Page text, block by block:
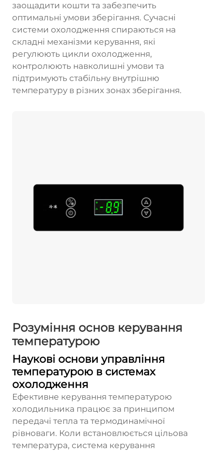
заощадити кошти та забезпечить
оптимальні умови зберігання. Сучасні
системи охолодження спираються на
складні механізми керування, які
регулюють цикли охолодження,
контролюють навколишні умови та
підтримують стабільну внутрішню
температуру в різних зонах зберігання.
Розуміння основ керування
температурою
Наукові основи управління
температурою в системах
охолодження
Ефективне керування температурою
холодильника працює за принципом
передачі тепла та термодинамічної
рівноваги. Коли встановлюється цільова
температура, система керування